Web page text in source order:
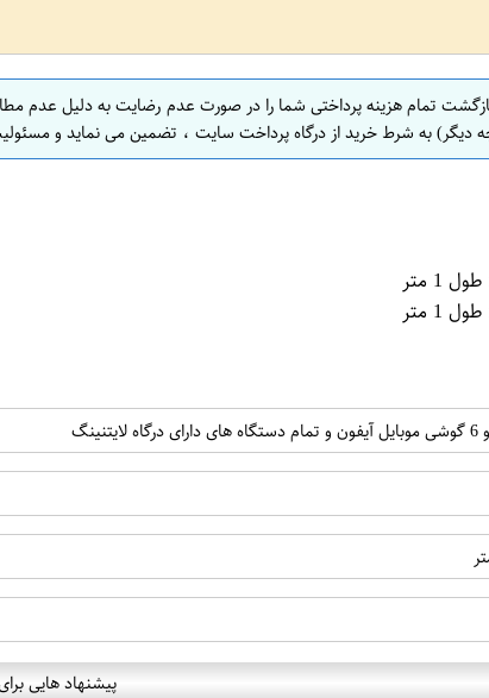
تمام هزینه پرداختی شما را در صورت عدم رضایت به دلیل عدم
دیگر) به شرط خرید از درگاه پرداخت سایت ، تضمین می نماید و
پیشنهاد هایی